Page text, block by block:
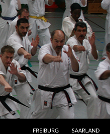
FREIBURG SAARLAND